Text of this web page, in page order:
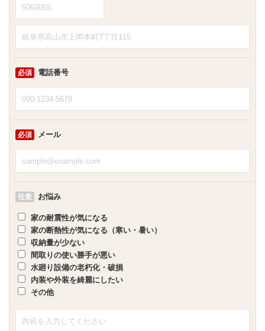
必須 電話番号
必須 メール
任意 お悩み
家の耐震性が気になる
家の断熱性が気になる（寒い・暑い）
収納量が少ない
間取りの使い勝手が悪い
水廻り設備の老朽化・破損
内装や外装を綺麗にしたい
その他